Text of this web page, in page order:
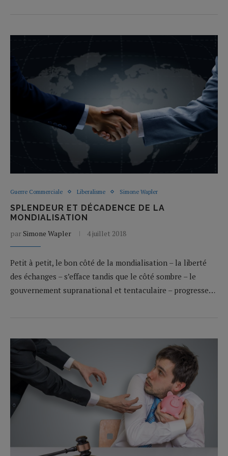
Guerre Commerciale Liberalisme Simone Wapler
SPLENDEUR ET DÉCADENCE DE LA
MONDIALISATION
par Simone Wapler 4 juillet 2018
Petit à petit, le bon côté de la mondialisation – la liberté
des échanges – s’efface tandis que le côté sombre – le
gouvernement supranational et tentaculaire – progresse…